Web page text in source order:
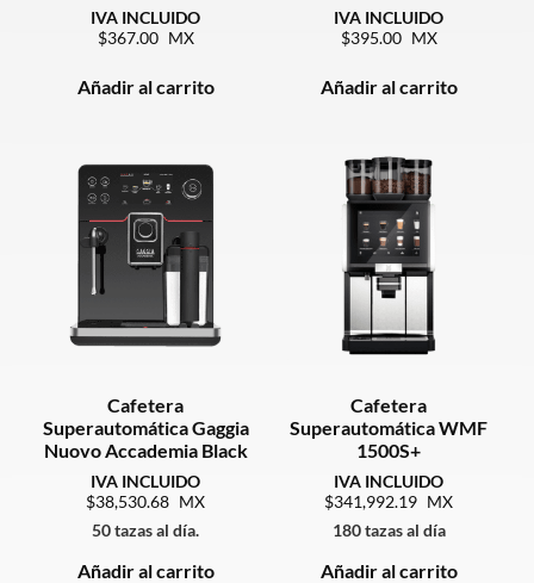
367.00
Añadir al carrito
395.00
Añadir al carrito
Cafetera
Superautomática Gaggia
Nuovo Accademia Black
38,530.68
50 tazas al día.
Añadir al carrito
Cafetera
Superautomática WMF
1500S+
341,992.19
180 tazas al día
Añadir al carrito